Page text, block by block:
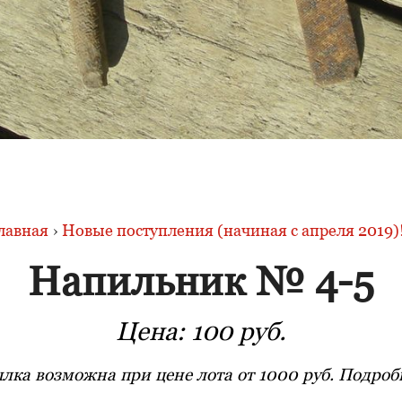
› Новые поступления (начиная с апреля
Напильник № 4-5
Цена: 100 руб.
возможна при цене лота от 1000 руб.